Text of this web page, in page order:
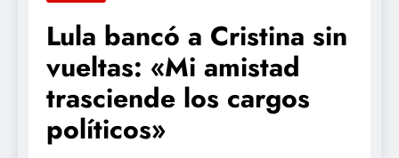
Lula bancó a Cristina sin
vueltas: «Mi amistad
trasciende los cargos
políticos»